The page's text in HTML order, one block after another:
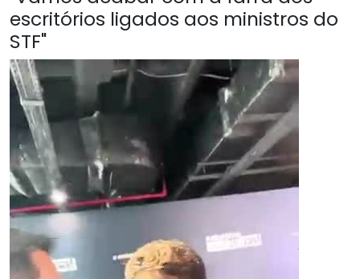
escritórios ligados aos ministros do
STF"